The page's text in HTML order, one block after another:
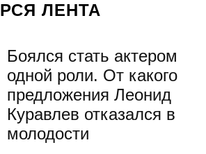
РСЯ ЛЕНТА
Боялся стать актером
одной роли. От какого
предложения Леонид
Куравлев отказался в
молодости